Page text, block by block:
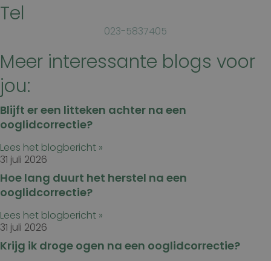
Tel
023-5837405
Meer interessante blogs voor
jou:
Blijft er een litteken achter na een
ooglidcorrectie?
Lees het blogbericht »
31 juli 2026
Hoe lang duurt het herstel na een
ooglidcorrectie?
Lees het blogbericht »
31 juli 2026
Krijg ik droge ogen na een ooglidcorrectie?